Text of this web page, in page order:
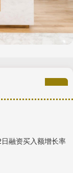
融资买入额增长率